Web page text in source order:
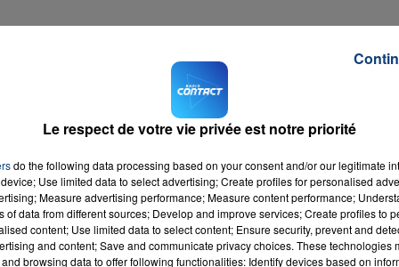
posé ta patte sur une des pubs de Mercedes Benz,
ou d'autres films ?
en général aiment bien les bagnoles. Il y a Mercedes qui
excusez-moi, je suis pas entrain de me gratter (rires). Il y
l'allemande, ouai j'aime bien les bonnes caisses, j'ai pas
cohérence. Je prends pas tout ce qu'on m'emmène
sais que c'est un luxe mais tant qu'a faire avec des
Le respect de votre vie privée est notre priorité
do the following data processing based on your consent and/or our legitimate
Use limited data to select advertising; Create profiles for personalised
Measure advertising performance; Measure content performance;
of data from different sources; Develop and improve services; Create profiles to
content; Use limited data to select content; Ensure security, prevent and
and content; Save and communicate privacy choices. These technologies
browsing data to offer following functionalities: Identify devices based on